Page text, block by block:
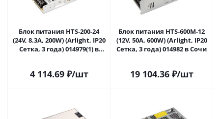
Блок питания HTS-200-24
(24V, 8.3A, 200W) (Arlight, IP20
Сетка, 3 года) 014979(1) в
4 114.69₽/шт
Блок питания HTS-600M-12
(12V, 50A, 600W) (Arlight, IP20
Сетка, 3 года) 014982 в Сочи
19 104.36₽/шт